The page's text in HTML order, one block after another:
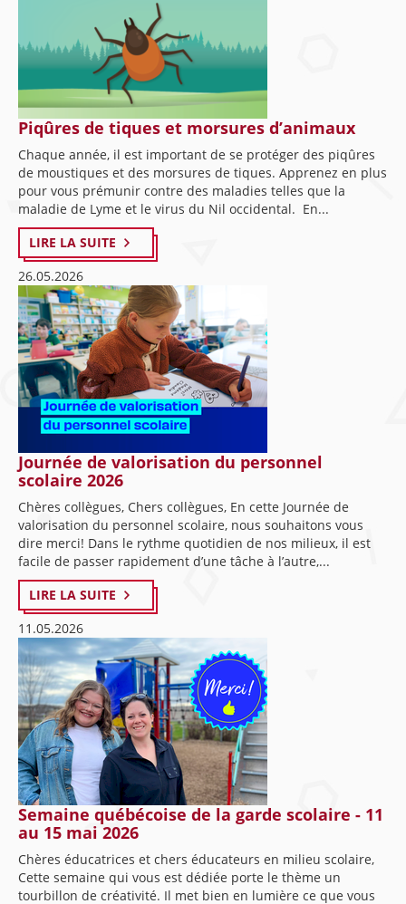
Piqûres de tiques et morsures d’animaux
Chaque année, il est important de se protéger des piqûres
de moustiques et des morsures de tiques. Apprenez en plus
pour vous prémunir contre des maladies telles que la
maladie de Lyme et le virus du Nil occidental. En...
LIRE LA SUITE
26.05.2026
Journée de valorisation du personnel
scolaire 2026
Chères collègues, Chers collègues, En cette Journée de
valorisation du personnel scolaire, nous souhaitons vous
dire merci! Dans le rythme quotidien de nos milieux, il est
facile de passer rapidement d’une tâche à l’autre,...
LIRE LA SUITE
11.05.2026
Semaine québécoise de la garde scolaire - 11
au 15 mai 2026
Chères éducatrices et chers éducateurs en milieu scolaire,
Cette semaine qui vous est dédiée porte le thème un
tourbillon de créativité. Il met bien en lumière ce que vous